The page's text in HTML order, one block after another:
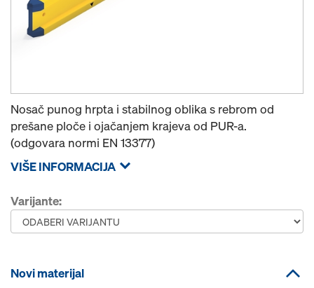
Nosač punog hrpta i stabilnog oblika s rebrom od
prešane ploče i ojačanjem krajeva od PUR-a.
(odgovara normi EN 13377)
VIŠE INFORMACIJA
Varijante:
Novi materijal